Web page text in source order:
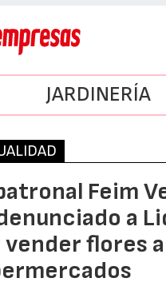
JARDINERÍA
Feim
a
vender flores